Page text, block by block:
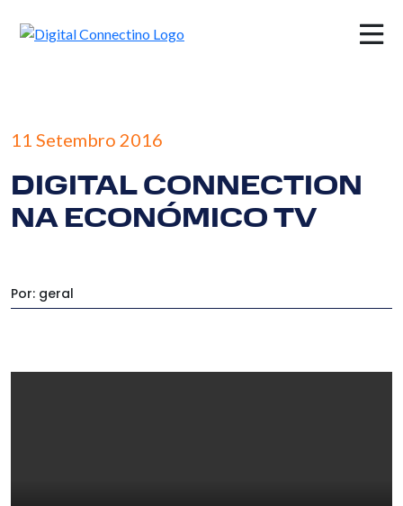
×
11 Setembro 2016
DIGITAL CONNECTION
NA ECONÓMICO TV
Por: geral